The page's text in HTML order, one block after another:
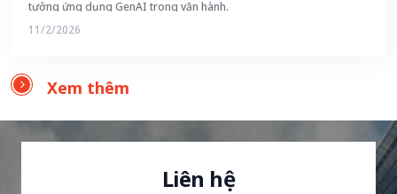
tưởng ứng dụng GenAI trong vận hành.
11/2/2026
Xem thêm
Liên hệ